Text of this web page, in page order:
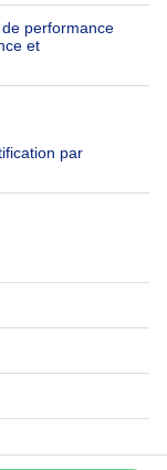
réservés
Vie privée
classement